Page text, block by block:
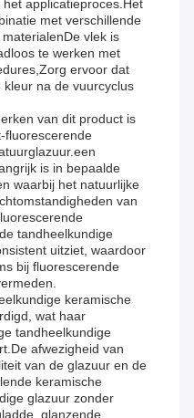
applicatieproces.Het
met verschillende
vlek is
te werken met
ervoor dat
na de vuurcyclus
van dit product is
fluorescerende
is in bepaalde
waarbij het natuurlijke
van
tandheelkundige
uitziet, waardoor
bij fluorescerende
keramische
wat haar
tandheelkundige
afwezigheid van
van de glazuur en de
keramische
glazuur zonder
glanzende